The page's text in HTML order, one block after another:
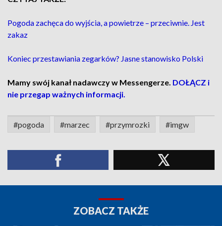
Pogoda zachęca do wyjścia, a powietrze – przeciwnie. Jest
zakaz
Koniec przestawiania zegarków? Jasne stanowisko Polski
Mamy swój kanał nadawczy w Messengerze. DOŁĄCZ i
nie przegap ważnych informacji.
#pogoda #marzec #przymrozki #imgw
ZOBACZ TAKŻE